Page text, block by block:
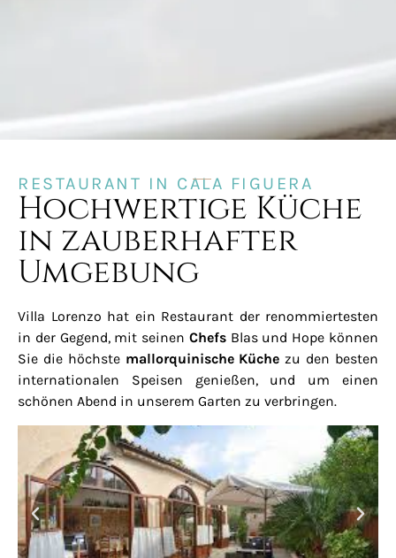
RESTAURANT IN CALA FIGUERA
Hochwertige Küche
in zauberhafter
Umgebung
Villa Lorenzo hat ein Restaurant der renommiertesten
in der Gegend, mit seinen ChefsBlas und Hope können
Sie die höchste mallorquinische Küche zu den besten
internationalen Speisen genießen, und um einen
schönen Abend in unserem Garten zu verbringen.